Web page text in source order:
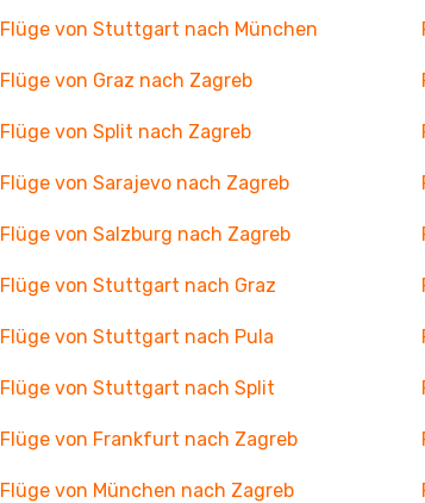
Flüge von Stuttgart nach München
Flüge von Graz nach Zagreb
Flüge von Split nach Zagreb
Flüge von Sarajevo nach Zagreb
Flüge von Salzburg nach Zagreb
Flüge von Stuttgart nach Graz
Flüge von Stuttgart nach Pula
Flüge von Stuttgart nach Split
Flüge von Frankfurt nach Zagreb
Flüge von München nach Zagreb